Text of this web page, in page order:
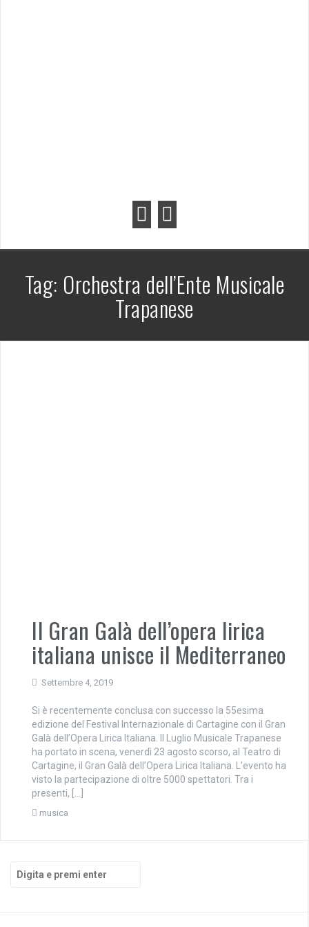
Tag: Orchestra dell’Ente Musicale
Trapanese
Il Gran Galà dell’opera lirica
italiana unisce il Mediterraneo
Settembre 4, 2019
Si è recentemente conclusa con successo la 55esima
edizione del Festival Internazionale di Cartagine con il Gran
Galà dell’Opera Lirica Italiana. Il Luglio Musicale Trapanese
ha portato in scena, venerdì 23 agosto scorso, al Teatro di
Cartagine, il Gran Galà dell’Opera Lirica Italiana. L’evento ha
visto la partecipazione di oltre 5000 spettatori. Tra i
presenti, […]
musica